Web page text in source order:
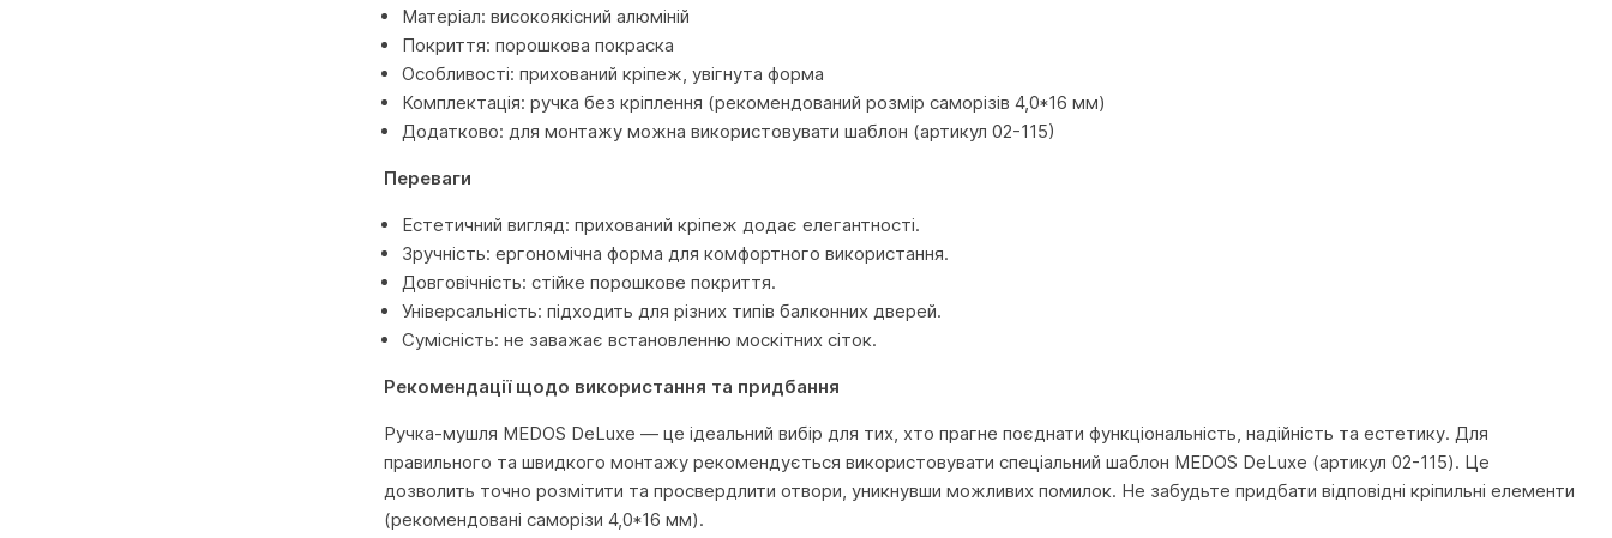
Матеріал: високоякісний алюміній
Покриття: порошкова покраска
Особливості: прихований кріпеж, увігнута форма
Комплектація: ручка без кріплення (рекомендований розмір саморізів 4,0*16 мм)
Додатково: для монтажу можна використовувати шаблон (артикул 02-115)
Переваги
Естетичний вигляд: прихований кріпеж додає елегантності.
Зручність: ергономічна форма для комфортного використання.
Довговічність: стійке порошкове покриття.
Універсальність: підходить для різних типів балконних дверей.
Сумісність: не заважає встановленню москітних сіток.
Рекомендації щодо використання та придбання
Ручка-мушля MEDOS DeLuxe — це ідеальний вибір для тих, хто прагне поєднати функціональність, надійність та естетику. Для
правильного та швидкого монтажу рекомендується використовувати спеціальний шаблон MEDOS DeLuxe (артикул 02-115). Це
дозволить точно розмітити та просвердлити отвори, уникнувши можливих помилок. Не забудьте придбати відповідні кріпильні елементи
(рекомендовані саморізи 4,0*16 мм).